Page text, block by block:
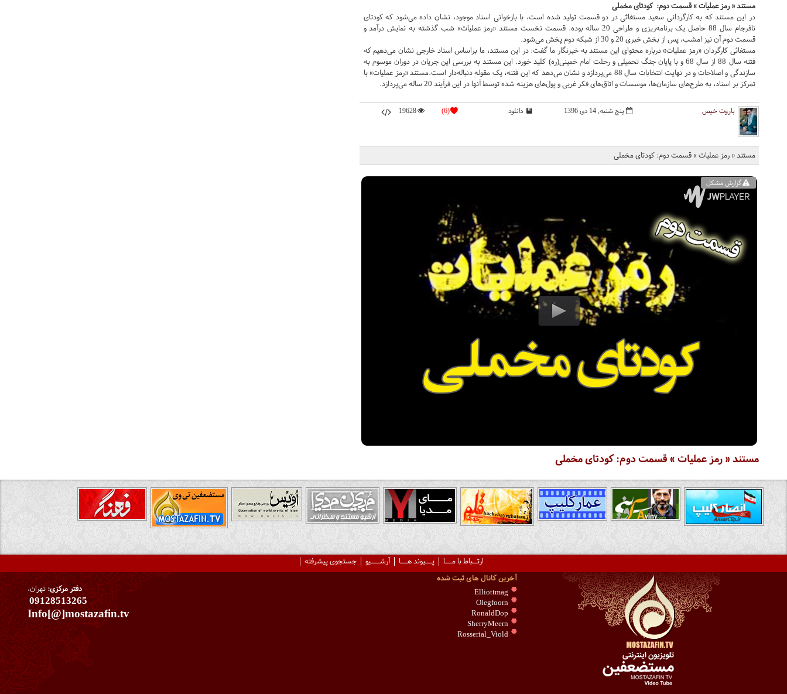
مستند « رمز عملیات » قسمت دوم: کودتای مخملی
گزارش مشکل
مستند « رمز عملیات » قسمت دوم: کودتای مخملی
باروت خیس پنج شنبه, 14 دی 1396 دانلود (6)
19628
مستند « رمز عملیات » قسمت دوم: کودتای مخملی
در این مستند که به کارگردانی سعید مستغاثی در دو قسمت تولید شده است، با بازخوانی اسناد موجود، نشان داده می‌شود که کودتای
نافرجام سال 88 حاصل یک برنامه‌ریزی و طراحی 20 ساله بوده. قسمت نخست مستند «رمز عملیات» شب گذشته به نمایش درآمد و
قسمت دوم آن نیز امشب، پس از بخش خبری 20 و 30 از شبکه دوم پخش می‌شود.
مستغاثی کارگردان «رمز عملیات» درباره محتوای این مستند به خبرنگار ما گفت: در این مستند، ما براساس اسناد خارجی نشان می‌دهیم که
فتنه سال 88 از سال 68 و با پایان جنگ تحمیلی و رحلت امام خمینی(ره) کلید خورد. این مستند به بررسی این جریان در دوران موسوم به
سازندگی و اصلاحات و در نهایت انتخابات سال 88 می‌پردازد و نشان می‌دهد که این فتنه، یک مقوله دنباله‌دار است.مستند «رمز عملیات» با
تمرکز بر اسناد، به طرح‌های سازمان‌ها، موسسات و اتاق‌های فکر غربی و پول‌های هزینه شده توسط آنها در این فرآیند 20 ساله می‌پردازد.
ارتــباط با مـــا پـــیوند هـــا آرشــــیو جستجوی پیشرفته
دفتر مرکزی:تهران،
09128513265
Info[@]mostazafin.tv
آخرین کانال های ثبت شده
Elliottmag
Olegfoorn
RonaldDop
SherryMeern
Rosserial_Viold